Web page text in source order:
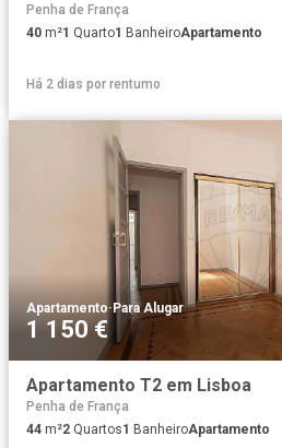
Penha de França
40 m²1 Quarto1 BanheiroApartamento
Há 2 dias por rentumo
Apartamento· Para Alugar
1 150 €
Apartamento T2 em Lisboa
Penha de França
44 m²2 Quartos1 BanheiroApartamento